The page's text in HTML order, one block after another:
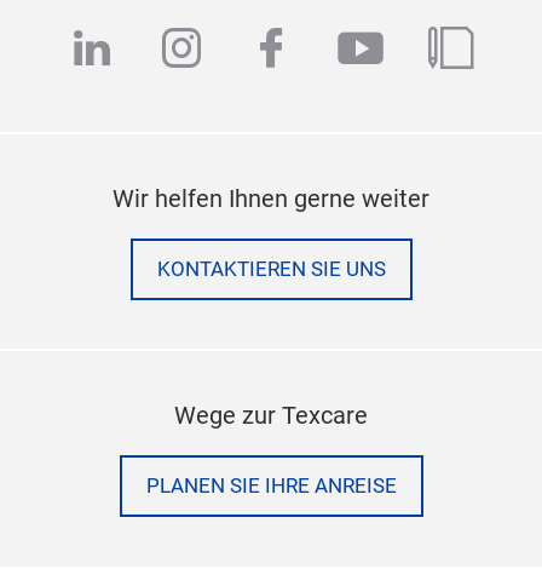
linkedininstagram
facebook
youtube
blog
Wir helfen Ihnen gerne weiter
KONTAKTIEREN SIE UNS
Wege zur Texcare
PLANEN SIE IHRE ANREISE